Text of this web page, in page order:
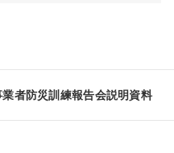
者防災訓練報告会説明資料